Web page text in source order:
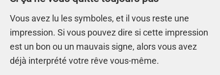
Vous avez lu les symboles, et il vous reste une
impression. Si vous pouvez dire si cette impression
est un bon ou un mauvais signe, alors vous avez
déjà interprété votre rêve vous-même.